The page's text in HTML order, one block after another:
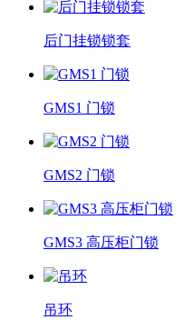
后门挂锁锁套
GMS1 门锁
GMS2 门锁
GMS3 高压柜门锁
吊环